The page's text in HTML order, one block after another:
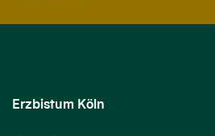
Erzbistum Köln